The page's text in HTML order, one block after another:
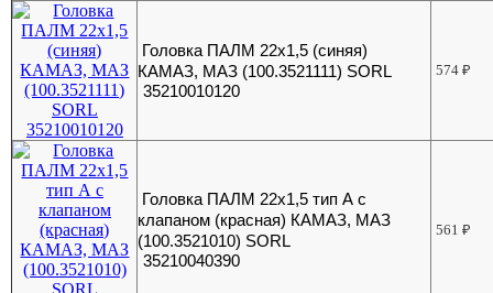
Головка ПАЛМ 22х1,5 (синяя)
КАМАЗ, МАЗ (100.3521111) SORL
35210010120
574₽
Головка ПАЛМ 22х1,5 тип А с
клапаном (красная) КАМАЗ, МАЗ
(100.3521010) SORL
35210040390
561₽